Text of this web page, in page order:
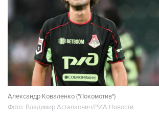
Александр Коваленко ("Локомотив")
Фото: Владимир Астапкович/РИА Новости